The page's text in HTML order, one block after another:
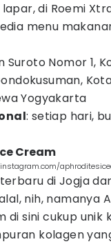
lapar, di Roemi
menu
Suroto Nomor 1,
Yogyakarta
: setiap hari,
Cream
di Jogja
nih, namanya
di sini cukup unik
kolagen